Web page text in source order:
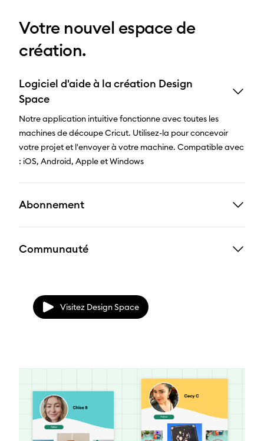
Votre nouvel espace de
création.
Logiciel d'aide à la création Design
Space
Notre application intuitive fonctionne avec toutes les
machines de découpe Cricut. Utilisez-la pour concevoir
votre projet et l'envoyer à votre machine. Compatible avec
: iOS, Android, Apple et Windows
Abonnement
Communauté
Visitez Design Space